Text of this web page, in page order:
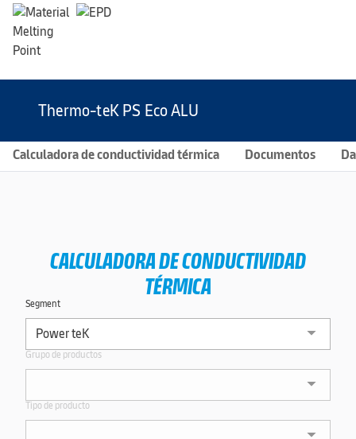
Thermo-teK PS Eco ALU
Calculadora de conductividad térmica Documentos
CALCULADORA DE CONDUCTIVIDAD
TÉRMICA
Segment
Grupo de productos
Tipo de producto